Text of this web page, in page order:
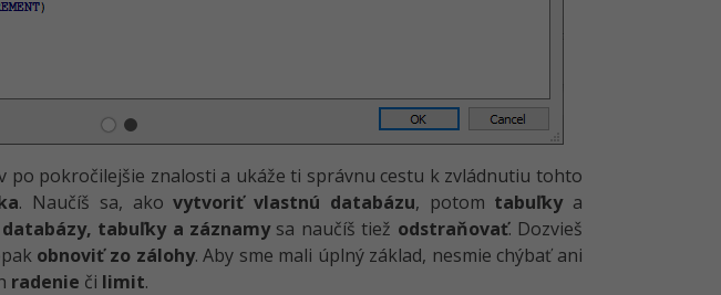
po pokročilejšie znalosti a ukáže ti správnu cestu k zvládnutiu tohto
. Naučíš sa, akovytvoriť vlastnú databázu, potom tabuľkya
databázy, tabuľky a záznamysa naučíš tiež odstraňovať. Dozvieš
obnoviť zo zálohy. Aby sme mali úplný základ, nesmie chýbať ani
radenie či limit.